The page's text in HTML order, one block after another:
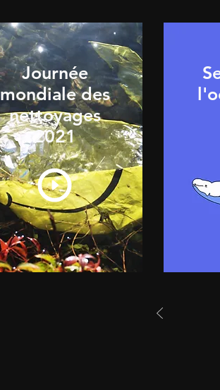
Journée
mondiale des
nettoyages
2021